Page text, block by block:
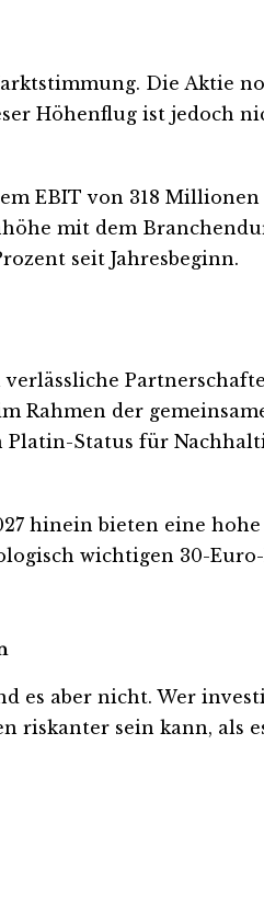
Die Aktie
Höhenflug ist jedoch
EBIT von 318
mit dem
seit Jahresbeginn.
Rahmen der
Status für
hinein bieten eine
wichtigen 30-
es aber nicht. Wer
riskanter sein kann, als